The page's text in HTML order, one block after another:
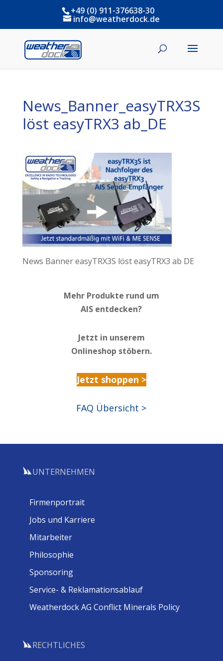
+49 (0) 911-376638-30
info@weatherdock.de
News_Banner_easyTRX3S
löst easyTRX3 ab_DE
News Banner easyTRX3S löst easyTRX3 ab DE
Mehr Produkte rund um
AIS entdecken?
Jetzt in unserem
Onlineshop stöbern.
Jetzt shoppen >
FAQ Übersicht >
UNTERNEHMEN
Firmenportrait
Jobs und Karriere
Mitarbeiter
Philosophie
Sponsoring
Service- & Reklamationsablauf
Weatherdock AG Conflict Minerals Policy
RECHTLICHES